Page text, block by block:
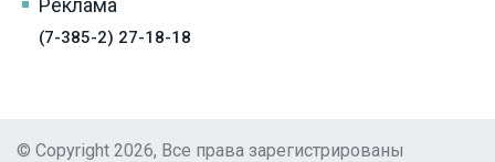
(7-385-2) 27-18-18
© Copyright 2026, Все права зарегистрированы